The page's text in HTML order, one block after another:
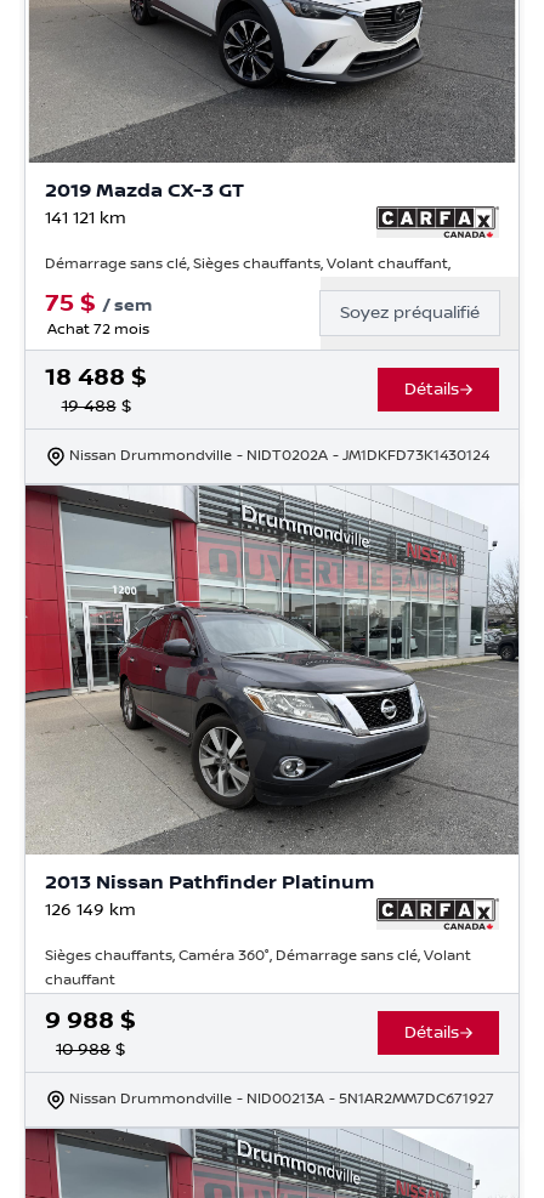
2019 Mazda CX-3 GT
141 121 km
Démarrage sans clé, Sièges chauffants, Volant chauffant,
75 $ /sem
Achat 72 mois
Soyez préqualifié
18 488 $
19 488$
Détails
Nissan Drummondville - NIDT0202A - JM1DKFD73K1430124
2013 Nissan Pathfinder Platinum
126 149 km
Sièges chauffants, Caméra 360°, Démarrage sans clé, Volant
chauffant
9 988 $
10 988 $
Détails
Nissan Drummondville - NID00213A - 5N1AR2MM7DC671927